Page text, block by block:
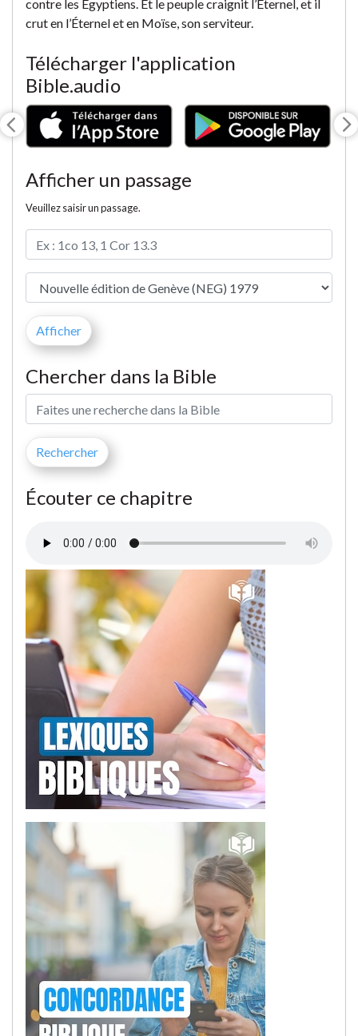
contre les Égyptiens. Et le peuple craignit l’Éternel, et il
crut en l’Éternel et en Moïse, son serviteur.
Télécharger l'application
Bible.audio
Afficher un passage
Veuillez saisir un passage.
Chercher dans la Bible
Écouter ce chapitre